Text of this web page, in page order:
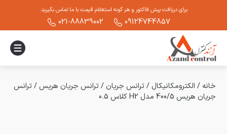
برای دریافت پیش فاکتور و هر گونه استعلام قیمت با ما تماس بگیرید.
09124744857
021-88839002
خانه / الکترومکانیکال /ترانس جریان /ترانس جریان هریس /ترانس
جریان هریس 400/5 مدل H2 کلاس 0.5